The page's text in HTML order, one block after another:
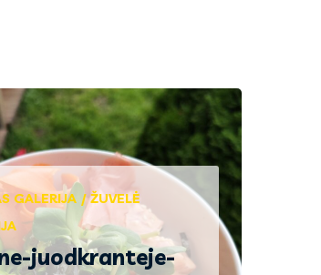
juodkranteje-
GALERIJA
ŽUVELĖ